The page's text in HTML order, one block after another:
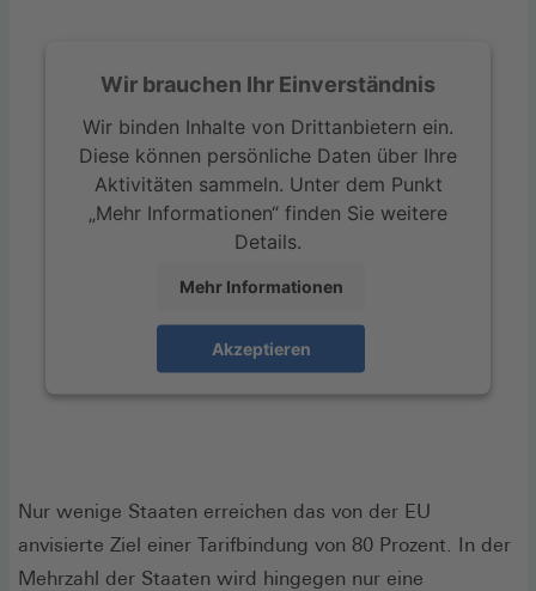
Wir brauchen Ihr Einverständnis
Wir binden Inhalte von Drittanbietern ein.
Diese können persönliche Daten über Ihre
Aktivitäten sammeln. Unter dem Punkt
„Mehr Informationen“ finden Sie weitere
Details.
Mehr Informationen
Akzeptieren
Nur wenige Staaten erreichen das von der EU
anvisierte Ziel einer Tarifbindung von 80 Prozent. In der
Mehrzahl der Staaten wird hingegen nur eine